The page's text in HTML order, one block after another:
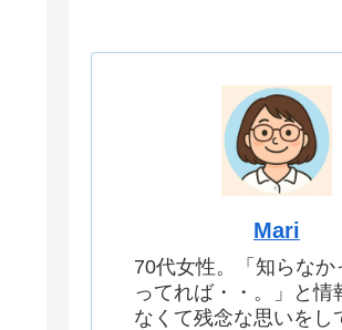
Mari
70代女性。「知らなか
ってれば・・。」と情
なくて残念な思いをし